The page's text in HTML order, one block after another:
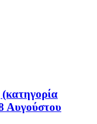
Αυγούστου